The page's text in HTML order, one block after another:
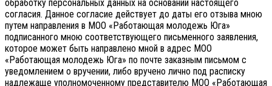
обработку персональных данных на основании настоящего
согласия. Данное согласие действует до даты его отзыва мною
путем направления в МОО «Работающая молодежь Юга»
подписанного мною соответствующего письменного заявления,
которое может быть направлено мной в адрес МОО
«Работающая молодежь Юга» по почте заказным письмом с
уведомлением о вручении, либо вручено лично под расписку
надлежаще уполномоченному представителю МОО «Работающая